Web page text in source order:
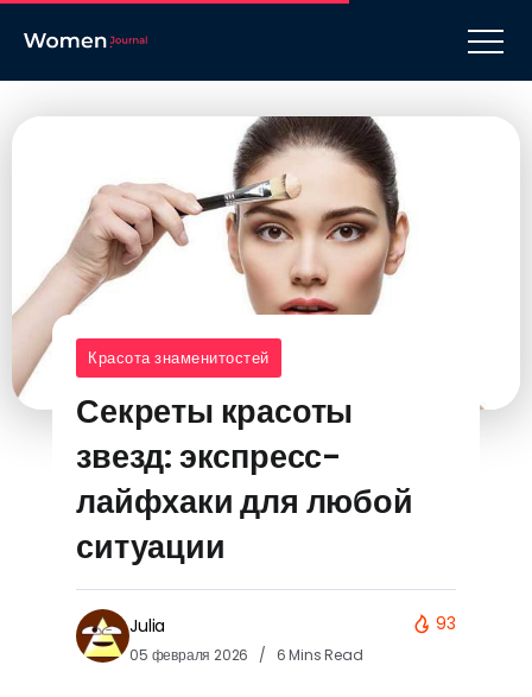
Красота знаменитостей
Секреты красоты
звезд: экспресс-
лайфхаки для любой
ситуации
Julia
05 февраля 2026 6 Mins Read
93